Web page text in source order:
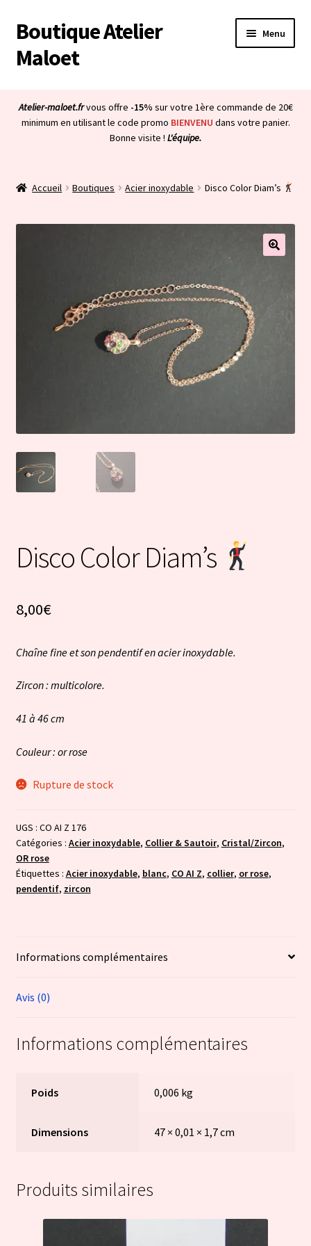
Aller
à
la
Aller
au
contenu
Boutique Atelier
Maloet
Menu
Boutique
Ouvrir
menu
Ouvrir
menu
enfant
Ouvrir
le
Atelier-maloet.frvous offre -15% sur votre 1ère commande de 20€
minimum en utilisant le code promo BIENVENU dans votre panier.
Bonne visite ! L'équipe.
Accueil Boutiques Acier inoxydable Disco Color Diam’s
Disco Color Diam’s
8,00€
Chaîne fine et son pendentif en acier inoxydable.
Zircon : multicolore.
41 à 46 cm
Couleur : or rose
Rupture de stock
UGS : CO AI Z 176
Catégories : Acier inoxydable, Collier & Sautoir, Cristal/Zircon,
OR rose
Étiquettes : Acier inoxydable, blanc, CO AI Z, collier, or rose,
pendentif, zircon
Informations complémentaires
Avis (0)
Informations complémentaires
Poids 0,006 kg
Dimensions 47 × 0,01 × 1,7 cm
Produits similaires